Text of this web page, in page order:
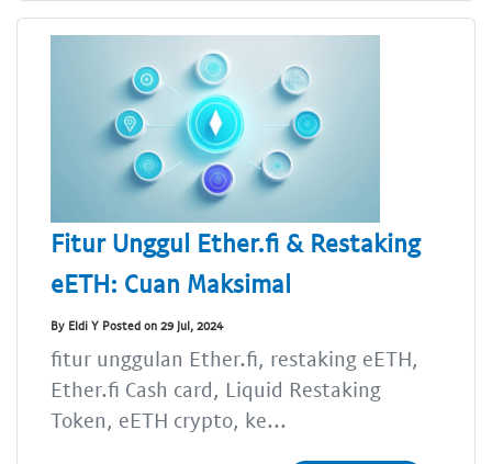
Fitur Unggul Ether.fi & Restaking
eETH: Cuan Maksimal
By Eldi Y Posted on 29 Jul, 2024
fitur unggulan Ether.fi, restaking eETH,
Ether.fi Cash card, Liquid Restaking
Token, eETH crypto, ke...